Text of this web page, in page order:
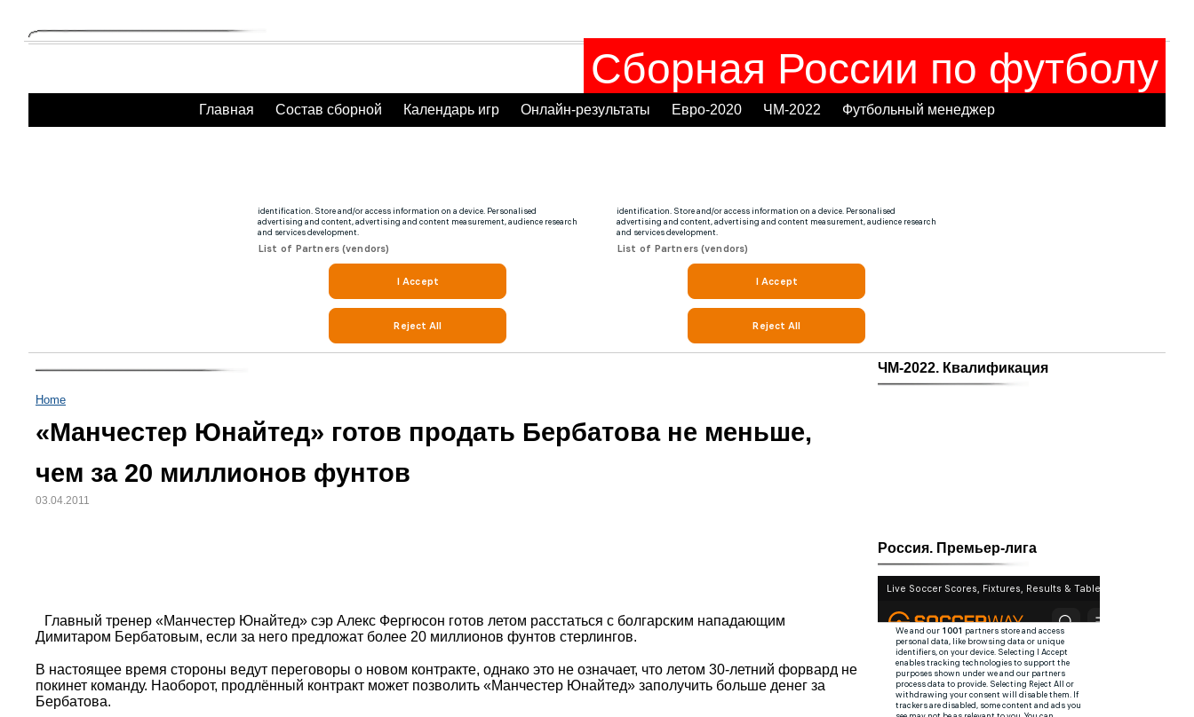
Сборная России по футболу
Главная Состав сборной Календарь игр Онлайн-результаты Евро-2020 ЧМ-2022 Футбольный менеджер
Home
«Манчестер Юнайтед» готов продать Бербатова не меньше,
чем за 20 миллионов фунтов
03.04.2011
Главный тренер «Манчестер Юнайтед» сэр Алекс Фергюсон готов летом расстаться с болгарским нападающим
Димитаром Бербатовым, если за него предложат более 20 миллионов фунтов стерлингов.
В настоящее время стороны ведут переговоры о новом контракте, однако это не означает, что летом 30-летний форвард не
покинет команду. Наоборот, продлённый контракт может позволить «Манчестер Юнайтед» заполучить больше денег за
Бербатова.
ЧМ-2022. Квалификация
Россия. Премьер-лига